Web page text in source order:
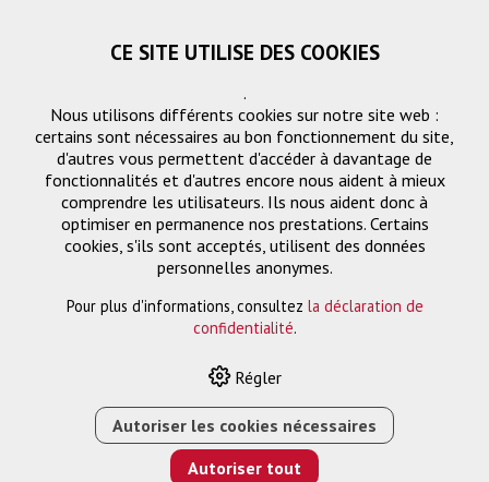
ELPFP14 TUBE DE PROLONGATION 918
CE SITE UTILISE DES COOKIES
.
Nous utilisons différents cookies sur notre site web :
certains sont nécessaires au bon fonctionnement du site,
d'autres vous permettent d'accéder à davantage de
fonctionnalités et d'autres encore nous aident à mieux
comprendre les utilisateurs. Ils nous aident donc à
optimiser en permanence nos prestations. Certains
cookies, s'ils sont acceptés, utilisent des données
personnelles anonymes.
Pour plus d'informations, consultez la déclaration de
confidentialité.
Régler
Autoriser les cookies nécessaires
Autoriser tout